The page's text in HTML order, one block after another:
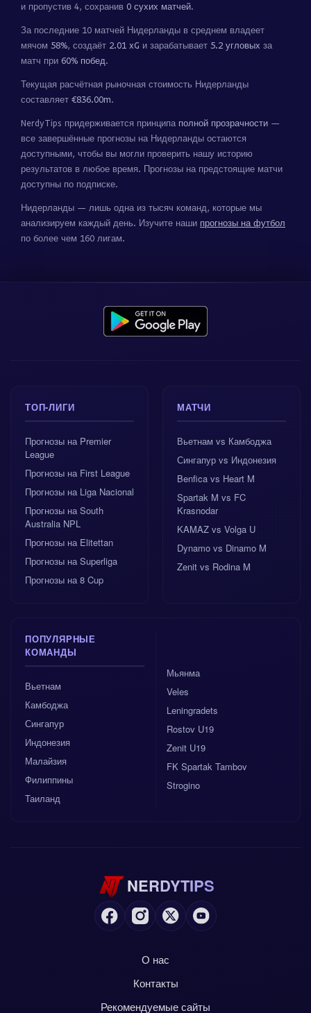
и пропустив 4, сохранив 0 сухих матчей.
За последние 10 матчей Нидерланды в среднем владеет
мячом 58%, создаёт 2.01 xG и зарабатывает 5.2 угловых за
матч при 60% побед.
Текущая расчётная рыночная стоимость Нидерланды
составляет €836.00m.
NerdyTips придерживается принципа полной прозрачности —
все завершённые прогнозы на Нидерланды остаются
доступными, чтобы вы могли проверить нашу историю
результатов в любое время. Прогнозы на предстоящие матчи
доступны по подписке.
Нидерланды — лишь одна из тысяч команд, которые мы
анализируем каждый день. Изучите наши прогнозы на футбол
по более чем 160 лигам.
ТОП-ЛИГИ
Прогнозы на Premier
League
Прогнозы на First League
Прогнозы на Liga Nacional
Прогнозы на South
Australia NPL
Прогнозы на Elitettan
Прогнозы на Superliga
Прогнозы на 8 Cup
МАТЧИ
Вьетнам vs Камбоджа
Сингапур vs Индонезия
Benfica vs Heart M
Spartak M vs FC
Krasnodar
KAMAZ vs Volga U
Dynamo vs Dinamo M
Zenit vs Rodina M
ПОПУЛЯРНЫЕ
КОМАНДЫ
Вьетнам
Камбоджа
Сингапур
Индонезия
Малайзия
Филиппины
Таиланд
Мьянма
Veles
Leningradets
Rostov U19
Zenit U19
FK Spartak Tambov
Strogino
NERDYTIPS
О нас
Контакты
Рекомендуемые сайты